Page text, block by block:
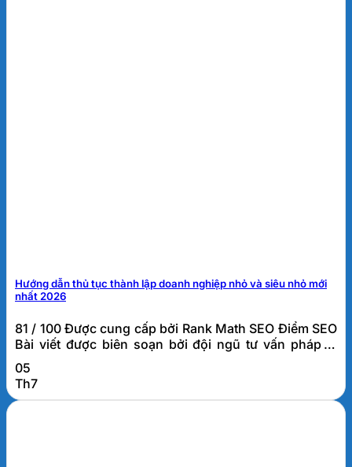
Hướng dẫn thủ tục thành lập doanh nghiệp nhỏ và siêu nhỏ mới
nhất 2026
81 / 100 Được cung cấp bởi Rank Math SEO Điểm SEO
Bài viết được biên soạn bởi đội ngũ tư vấn pháp lý
doanh nghiệp FATO, đơn vị đã hỗ trợ thành lập và tư
vấn thuế cho hơn 1.000 doanh nghiệp tại Đà Nẵng và
khu vực miền Trung. Thủ tục thành lập doanh
nghiệp...
05
Th7